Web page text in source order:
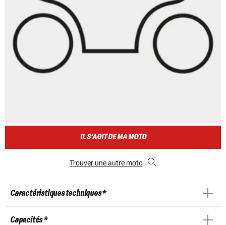
IL S'AGIT DE MA MOTO
Trouver une autre moto
Caractéristiques techniques *
Capacités *